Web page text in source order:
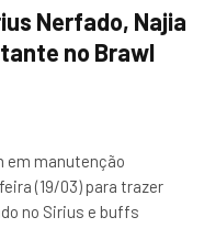
Nerfado, Najia
no Brawl
em manutenção
(19/03) para trazer
no Sirius e buffs